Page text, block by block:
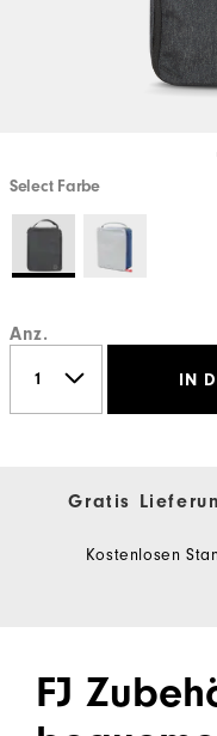
Select Farbe
Anz.
IN
Gratis
Kostenlosen
FJ